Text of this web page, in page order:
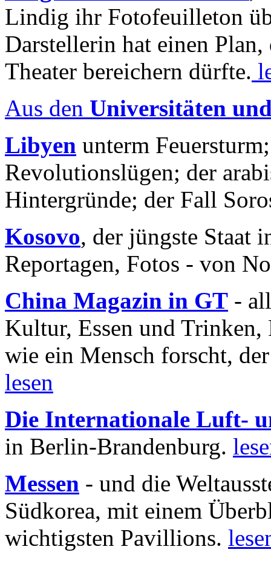
Lindig ihr Fotofeuilleton
Darstellerin hat einen Plan,
Theater bereichern dürfte.
Aus den Universitäten
Libyen unterm
Revolutionslügen; der
Hintergründe; der Fall
Kosovo, der jüngste Staat
Reportagen, Fotos - von
China Magazin in GT -
Kultur, Essen und
wie ein Mensch forscht,
lesen
Die Internationale Luft-
in Berlin-Brandenburg.
Messen - und die
Südkorea, mit einem
wichtigsten Pavillions.